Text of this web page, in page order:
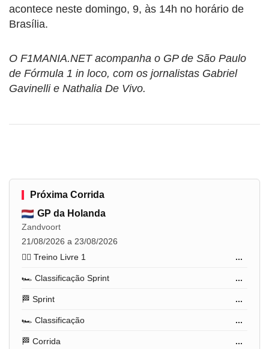
acontece neste domingo, 9, às 14h no horário de
Brasília.
O F1MANIA.NET acompanha o GP de São Paulo
de Fórmula 1 in loco, com os jornalistas Gabriel
Gavinelli e Nathalia De Vivo.
Próxima Corrida
GP da Holanda
Zandvoort
21/08/2026 a 23/08/2026
🏋️‍♂️ Treino Livre 1
...
🏎️ Classificação Sprint ...
🏁 Sprint ...
🏎️ Classificação ...
🏁 Corrida ...